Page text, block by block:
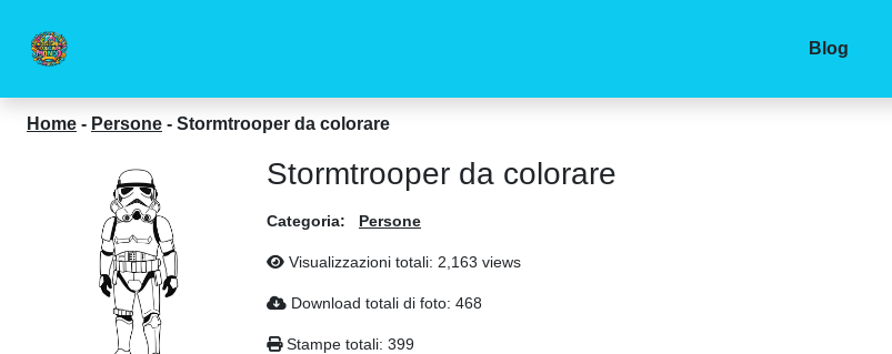
Blog
Home - Persone - Stormtrooper da colorare
Stormtrooper da colorare
Categoria: Persone
Visualizzazioni totali: 2,163 views
Download totali di foto: 468
Stampe totali: 399